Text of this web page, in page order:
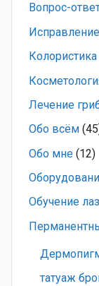
Вопрос-
Лечение
Обо всём
Обо мне (12)
Обучение
татуаж